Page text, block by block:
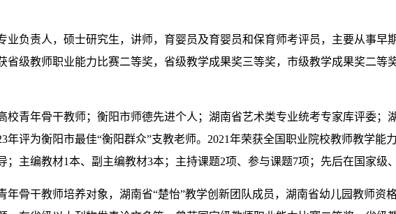
负责人，硕士研究生，讲师，育婴员及育婴员和保育师考评员，主要从事早
级教师职业能力比赛二等奖，省级教学成果奖三等奖，市级教学成果奖二等
青年骨干教师；衡阳市师德先进个人；湖南省艺术类专业统考专家库评委；
评为衡阳市最佳“衡阳群众”支教老师。2021年荣获全国职业院校教师教学能
主编教材1本、副主编教材3本；主持课题2项、参与课题7项；先后在国家级
骨干教师培养对象，湖南省“楚怡”教学创新团队成员，湖南省幼儿园教师资